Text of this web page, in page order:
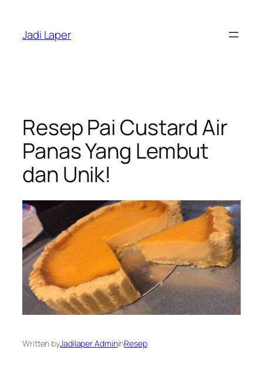
content
Jadi Laper
Resep Pai Custard Air
Panas Yang Lembut
dan Unik!
Written byJadilaper AdmininResep